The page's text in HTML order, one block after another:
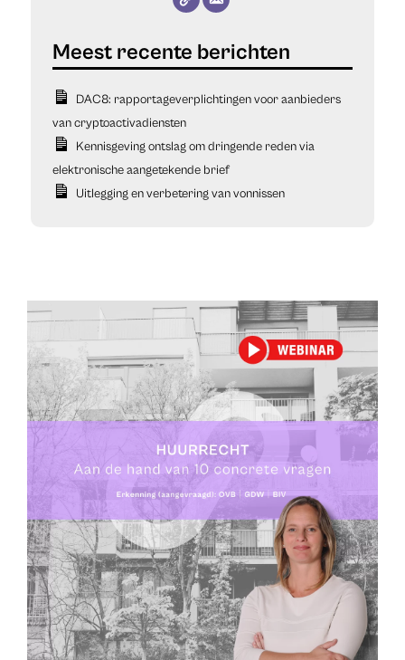
DAC8: rapportageverplichtingen voor aanbieders
van cryptoactivadiensten
Kennisgeving ontslag om dringende reden via
elektronische aangetekende brief
Uitlegging en verbetering van vonnissen